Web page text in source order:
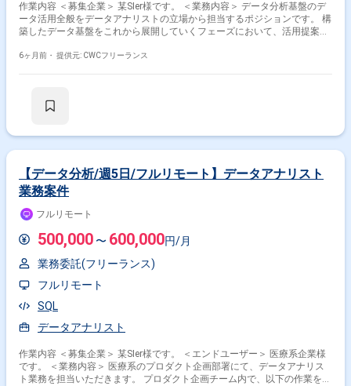
作業内容 ＜募集企業＞ 某SIer様です。 ＜業務内容＞ データ分析基盤のデ
ータ活用全般をデータアナリストの立場から担当するポジションです。 構
築したデータ基盤をこれから展開していくフェーズにおいて、活用提案を
う従業員教育プログラムを設計、実施します。 また、各種問い合わせに対
なります
6ヶ月前・ 提供元: CWCフリーランス
【データ分析/週5日/フルリモート】データアナリスト
業務案件
フルリモート
500,000 〜 600,000円/月
業務委託(フリーランス)
フルリモート
SQL
データアナリスト
作業内容 ＜募集企業＞ 某SIer様です。 ＜エンドユーザー＞ 医療系企業様
です。 ＜業務内容＞ 医療系のプロダクト企画部署にて、データアナリス
ト業務を担当いただきます。 プロダクト企画チーム内で、以下の作業を行